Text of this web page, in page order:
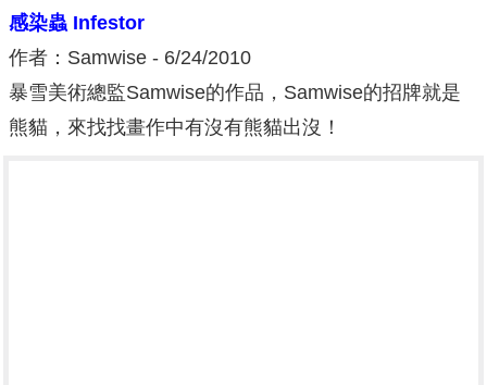
感染蟲 Infestor
作者：Samwise - 6/24/2010
暴雪美術總監Samwise的作品，Samwise的招牌就是
熊貓，來找找畫作中有沒有熊貓出沒！